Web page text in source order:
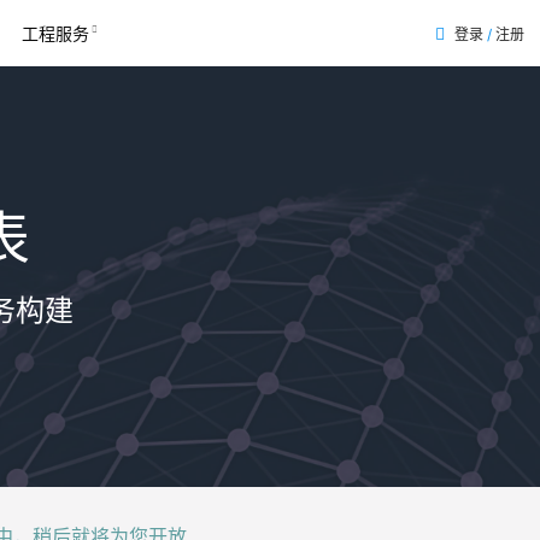
工程服务 登录 / 注册
构建